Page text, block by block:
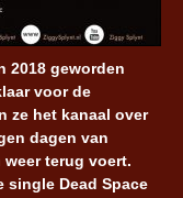
2018 geworden
voor de
ze het kanaal over
dagen van
terug voert.
single Dead Space